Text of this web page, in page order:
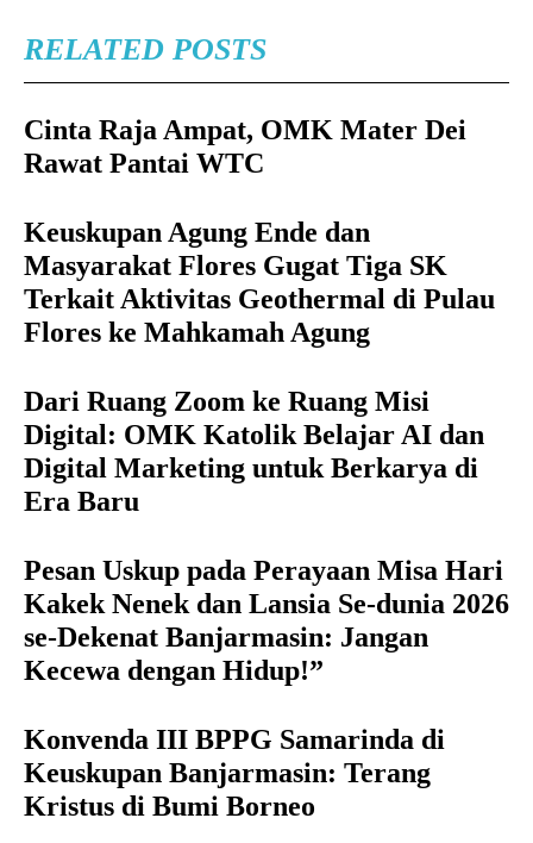
RELATED POSTS
Cinta Raja Ampat, OMK Mater Dei
Rawat Pantai WTC
Keuskupan Agung Ende dan
Masyarakat Flores Gugat Tiga SK
Terkait Aktivitas Geothermal di Pulau
Flores ke Mahkamah Agung
Dari Ruang Zoom ke Ruang Misi
Digital: OMK Katolik Belajar AI dan
Digital Marketing untuk Berkarya di
Era Baru
Pesan Uskup pada Perayaan Misa Hari
Kakek Nenek dan Lansia Se-dunia 2026
se-Dekenat Banjarmasin: Jangan
Kecewa dengan Hidup!”
Konvenda III BPPG Samarinda di
Keuskupan Banjarmasin: Terang
Kristus di Bumi Borneo